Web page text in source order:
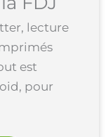
lecture
est
pour